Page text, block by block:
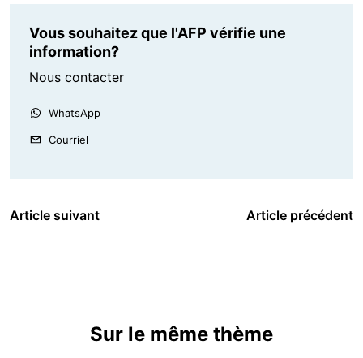
Vous souhaitez que l'AFP vérifie une
information?
Nous contacter
WhatsApp
Courriel
Article suivant Article précédent
Sur le même thème